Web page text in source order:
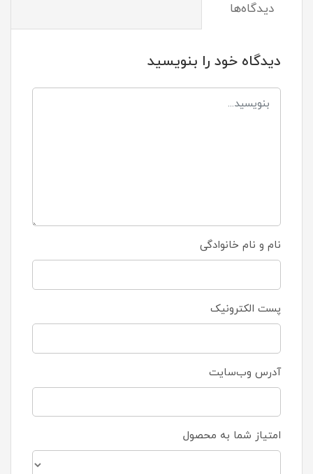
دیدگاه‌ها
دیدگاه خود را بنویسید
نام و نام خانوادگی
پست الکترونیک
آدرس وب‌سایت
امتیاز شما به محصول